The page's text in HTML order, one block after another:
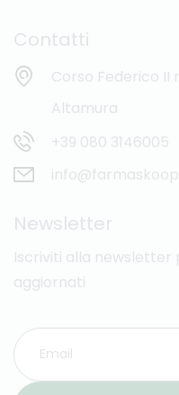
Contatti
Corso Federico II
Altamura
+39 080 3146005
Newsletter
Iscriviti alla
aggiornati